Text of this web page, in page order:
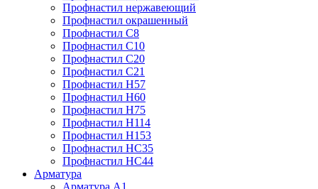
Профнастил нержавеющий
Профнастил окрашенный
Профнастил С8
Профнастил С10
Профнастил С20
Профнастил С21
Профнастил Н57
Профнастил Н60
Профнастил Н75
Профнастил Н114
Профнастил Н153
Профнастил НС35
Профнастил НС44
Арматура
Арматура А1